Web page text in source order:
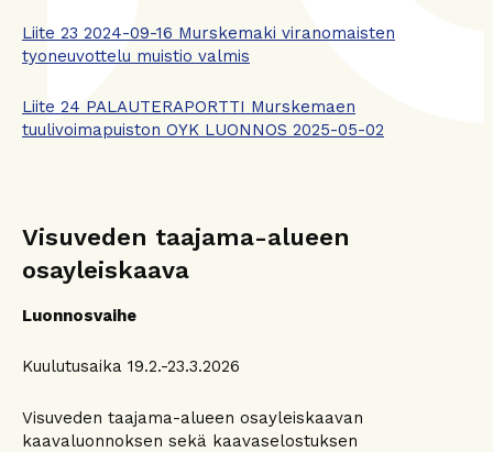
Liite 23 2024-09-16 Murskemaki viranomaisten
tyoneuvottelu muistio valmis
Liite 24 PALAUTERAPORTTI Murskemaen
tuulivoimapuiston OYK LUONNOS 2025-05-02
Visuveden taajama-alueen
osayleiskaava
Luonnosvaihe
Kuulutusaika 19.2.-23.3.2026
Visuveden taajama-alueen osayleiskaavan
kaavaluonnoksen sekä kaavaselostuksen